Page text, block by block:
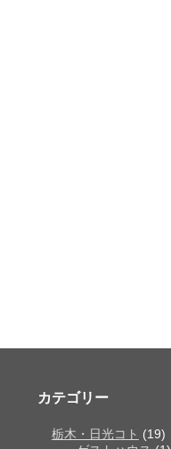
カテゴリー
栃木・日光コト (19)